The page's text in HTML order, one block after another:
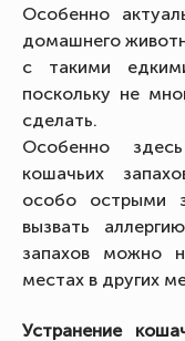
Особенно
домашнего
с такими
поскольку не
сделать.
Особенно
кошачьих
особо острыми
вызвать
запахов можно
местах в других
Устранение